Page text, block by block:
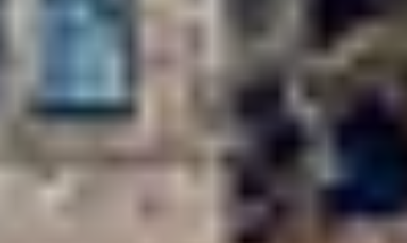
Weingut Übernachtung Bordeaux
Alle Übernachtungen im Weingut